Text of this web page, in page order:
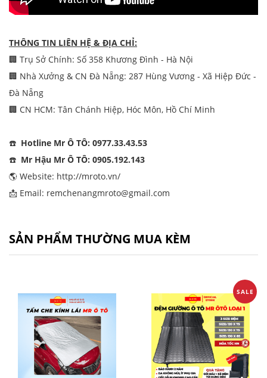
THÔNG TIN LIÊN HỆ & ĐỊA CHỈ:
🏢 Trụ Sở Chính: Số 358 Khương Đình - Hà Nội
🏢 Nhà Xưởng & CN Đà Nẵng: 287 Hùng Vương - Xã Hiệp Đức -
Đà Nẵng
🏢 CN HCM: Tân Chánh Hiệp, Hóc Môn, Hồ Chí Minh
☎️ Hotline Mr Ô TÔ: 0977.33.43.53
☎️ Mr Hậu Mr Ô TÔ: 0905.192.143
🌎 Website: http://mroto.vn/
📩 Email: remchenangmroto@gmail.com
SẢN PHẨM THƯỜNG MUA KÈM
SALE